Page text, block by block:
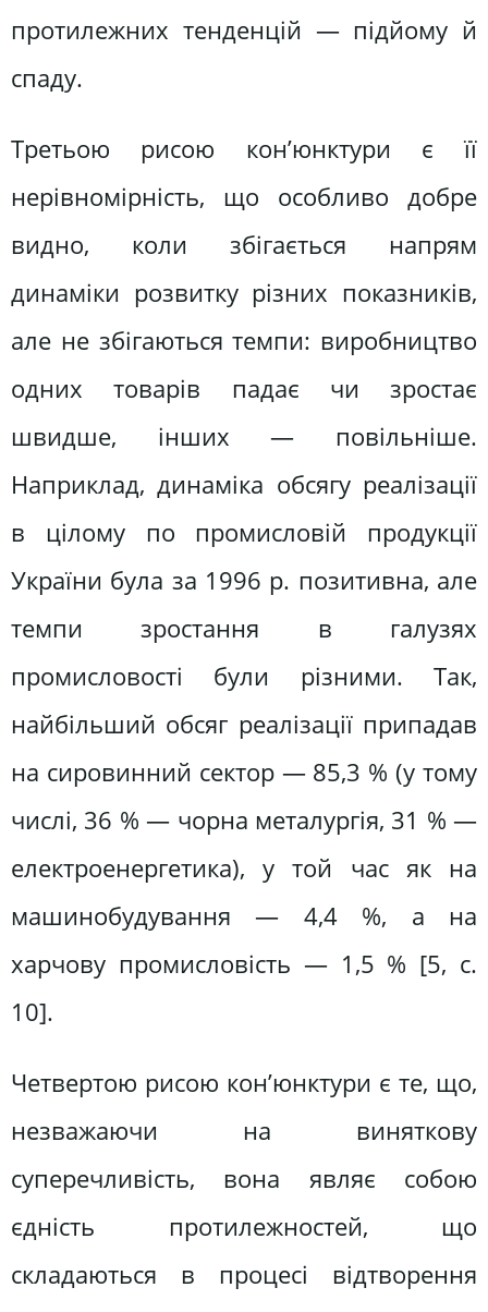
протилежних тенденцій — підйому й
спаду.
Третьою рисою кон’юнктури є її
нерівномірність, що особливо добре
видно, коли збігається напрям
динаміки розвитку різних показників,
але не збігаються темпи: виробництво
одних товарів падає чи зростає
швидше, інших — повільніше.
Наприклад, динаміка обсягу реалізації
в цілому по промисловій продукції
України була за 1996 р. позитивна, але
темпи зростання в галузях
промисловості були різними. Так,
найбільший обсяг реалізації припадав
на сировинний сектор — 85,3 % (у тому
числі, 36 % — чорна металургія, 31 % —
електроенергетика), у той час як на
машинобудування — 4,4 %, а на
харчову промисловість — 1,5 % [5, с.
10].
Четвертою рисою кон’юнктури є те, що,
незважаючи на виняткову
суперечливість, вона являє собою
єдність протилежностей, що
складаються в процесі відтворення